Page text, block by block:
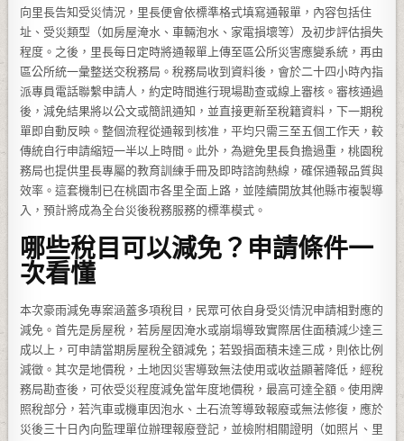
向里長告知受災情況，里長便會依標準格式填寫通報單，內容包括住
址、受災類型（如房屋淹水、車輛泡水、家電損壞等）及初步評估損失
程度。之後，里長每日定時將通報單上傳至區公所災害應變系統，再由
區公所統一彙整送交稅務局。稅務局收到資料後，會於二十四小時內指
派專員電話聯繫申請人，約定時間進行現場勘查或線上審核。審核通過
後，減免結果將以公文或簡訊通知，並直接更新至稅籍資料，下一期稅
單即自動反映。整個流程從通報到核准，平均只需三至五個工作天，較
傳統自行申請縮短一半以上時間。此外，為避免里長負擔過重，桃園稅
務局也提供里長專屬的教育訓練手冊及即時諮詢熱線，確保通報品質與
效率。這套機制已在桃園市各里全面上路，並陸續開放其他縣市複製導
入，預計將成為全台災後稅務服務的標準模式。
哪些稅目可以減免？申請條件一
次看懂
本次豪雨減免專案涵蓋多項稅目，民眾可依自身受災情況申請相對應的
減免。首先是房屋稅，若房屋因淹水或崩塌導致實際居住面積減少達三
成以上，可申請當期房屋稅全額減免；若毀損面積未達三成，則依比例
減徵。其次是地價稅，土地因災害導致無法使用或收益顯著降低，經稅
務局勘查後，可依受災程度減免當年度地價稅，最高可達全額。使用牌
照稅部分，若汽車或機車因泡水、土石流等導致報廢或無法修復，應於
災後三十日內向監理單位辦理報廢登記，並檢附相關證明（如照片、里